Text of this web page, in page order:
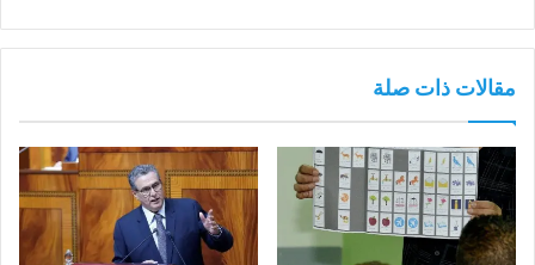
مقالات ذات صلة